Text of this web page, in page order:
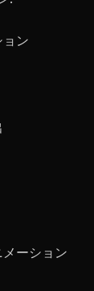
ン
ーション